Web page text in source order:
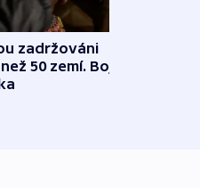
zadržováni
50 zemí. Bojovali